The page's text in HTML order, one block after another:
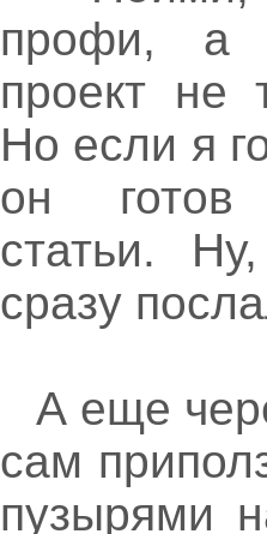
профи, а
проект не
Но если я
он готов
статьи.
сразу
А еще
сам
пузырями